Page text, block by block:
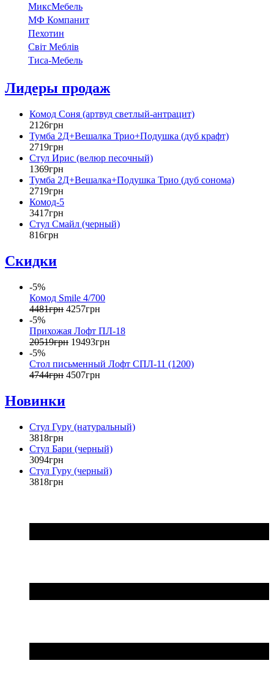
МиксМебель
МФ Компанит
Пехотин
Світ Меблів
Тиса-Мебель
Лидеры продаж
Комод Соня (артвуд светлый-антрацит)
2126грн
Тумба 2Д+Вешалка Трио+Подушка (дуб крафт)
2719грн
Стул Ирис (велюр песочный)
1369грн
Тумба 2Д+Вешалка+Подушка Трио (дуб сонома)
2719грн
Комод-5
3417грн
Стул Смайл (черный)
816грн
Скидки
-5%
Комод Smile 4/700
4481грн 4257грн
-5%
Прихожая Лофт ПЛ-18
20519грн 19493грн
-5%
Стол письменный Лофт СПЛ-11 (1200)
4744грн 4507грн
Новинки
Стул Гуру (натуральный)
3818грн
Стул Бари (черный)
3094грн
Стул Гуру (черный)
3818грн